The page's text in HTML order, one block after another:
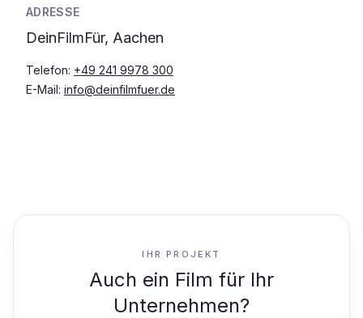
ADRESSE
DeinFilmFür, Aachen
Telefon: +49 241 9978 300
E-Mail: info@deinfilmfuer.de
IHR PROJEKT
Auch ein Film für Ihr
Unternehmen?